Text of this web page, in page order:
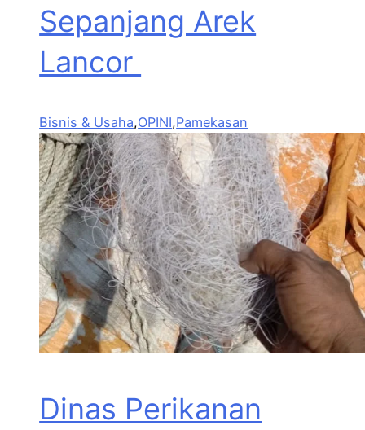
Sepanjang Arek
Lancor
Bisnis & Usaha,OPINI,Pamekasan
Dinas Perikanan